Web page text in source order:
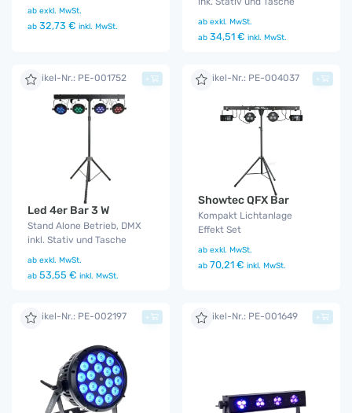
ab exkl. MwSt.
ab 32,73 € inkl. MwSt. ab exkl. MwSt.
ab 34,51 € inkl. MwSt.
Artikel-Nr.: PE-001752
Led 4er Bar 3 W
Stand Alone Betrieb, DMX
inkl. Stativ und Tasche
ab exkl. MwSt.
ab 53,55 € inkl. MwSt.
+ Artikel-Nr.: PE-004037
Showtec QFX Bar
Kompakt Lichtanlage
Effekt Set
ab exkl. MwSt.
ab 70,21 € inkl. MwSt.
+
Artikel-Nr.: PE-002197 + Artikel-Nr.: PE-001649 +